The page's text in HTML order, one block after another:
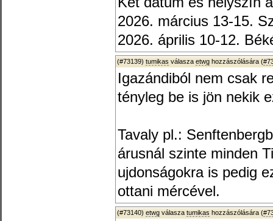
2026. március 13-15.
2026. április 10-12.
(#73139) tumikas válasza etwg hozzászólására (
Igazándiból nem csak
tényleg be is jön nekik
Tavaly pl.:
árusnál szinte minden
ujdonságokra is pedig
ottani mércével.
(#73140) etwg válasza tumikas hozzászólására (